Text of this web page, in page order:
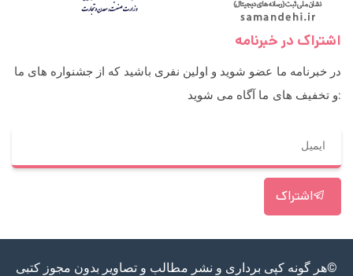
اشتراک در خبرنامه
در خبرنامه ما عضو شوید و اولین نفری باشید که از جشنواره های ما
و تخفیف های ما آگاه می شوید:
اشتراک
©هر گونه کپی برداری و نشر مطالب و تصاویر بدون مجوز کتبی